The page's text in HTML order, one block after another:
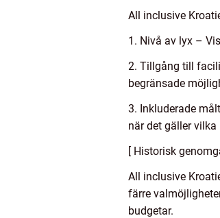
All inclusive
1. Nivå av lyx –
2. Tillgång till
begränsade
3. Inkluderade
när det gäller
[ Historisk
All inclusive
färre
budgetar.